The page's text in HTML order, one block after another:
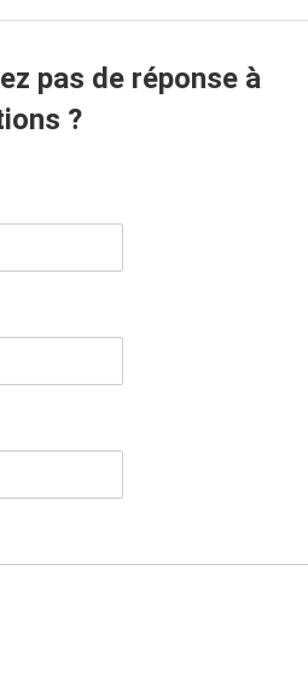
pas de réponse à
?